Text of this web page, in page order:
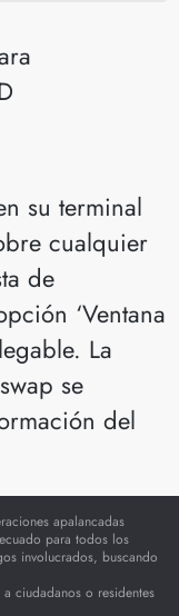
su terminal
cualquier
de
‘Ventana
La
se
del
apalancadas
para todos los
involucrados, buscando
ciudadanos o residentes